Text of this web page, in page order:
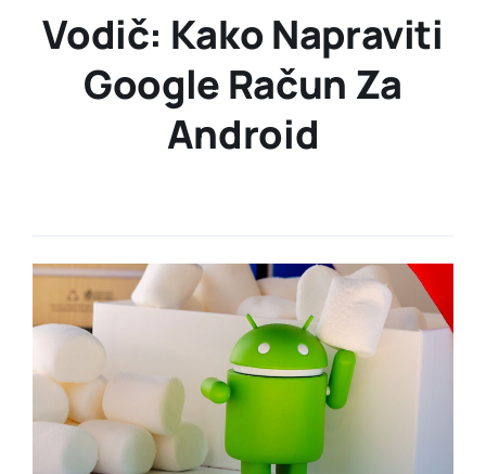
Vodič: Kako Napraviti
Google Račun Za
Android